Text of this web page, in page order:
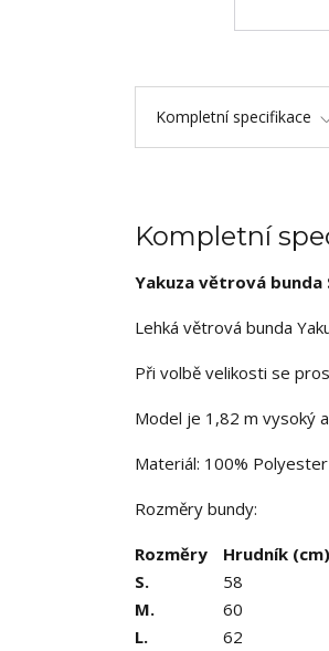
Kompletní specifikace
Kompletní
Yakuza větrová bunda
Lehká větrová bunda
Při volbě velikosti se
Model je 1,82 m vysoký
Materiál: 100% Polyester
Rozměry bundy:
Rozměry Hrudník (cm)
S.
58
M.
60
L.
62